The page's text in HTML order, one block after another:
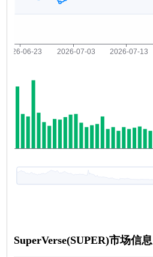
SuperVerse(SUPER)市场信息